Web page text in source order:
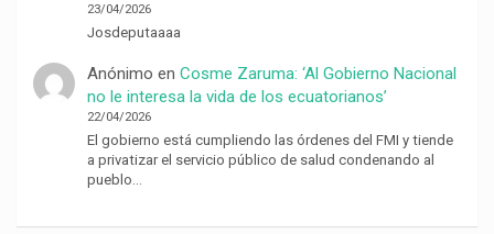
23/04/2026
Josdeputaaaa
Anónimo en Cosme Zaruma: ‘Al Gobierno Nacional
no le interesa la vida de los ecuatorianos’
22/04/2026
El gobierno está cumpliendo las órdenes del FMI y tiende
a privatizar el servicio público de salud condenando al
pueblo…